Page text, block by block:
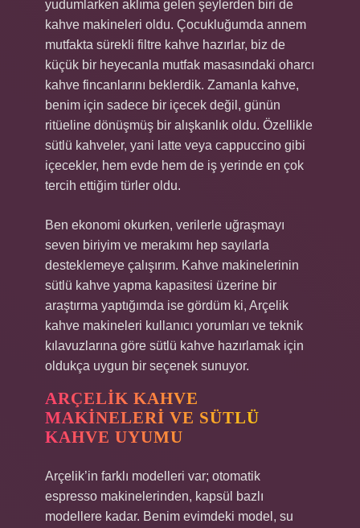
yudumlarken aklıma gelen şeylerden biri de
kahve makineleri oldu. Çocukluğumda annem
mutfakta sürekli filtre kahve hazırlar, biz de
küçük bir heyecanla mutfak masasındaki oharcı
kahve fincanlarını beklerdik. Zamanla kahve,
benim için sadece bir içecek değil, günün
ritüeline dönüşmüş bir alışkanlık oldu. Özellikle
sütlü kahveler, yani latte veya cappuccino gibi
içecekler, hem evde hem de iş yerinde en çok
tercih ettiğim türler oldu.
Ben ekonomi okurken, verilerle uğraşmayı
seven biriyim ve merakımı hep sayılarla
desteklemeye çalışırım. Kahve makinelerinin
sütlü kahve yapma kapasitesi üzerine bir
araştırma yaptığımda ise gördüm ki, Arçelik
kahve makineleri kullanıcı yorumları ve teknik
kılavuzlarına göre sütlü kahve hazırlamak için
oldukça uygun bir seçenek sunuyor.
ARÇELIK KAHVE
MAKINELERI VE SÜTLÜ
KAHVE UYUMU
Arçelik’in farklı modelleri var; otomatik
espresso makinelerinden, kapsül bazlı
modellere kadar. Benim evimdeki model, su